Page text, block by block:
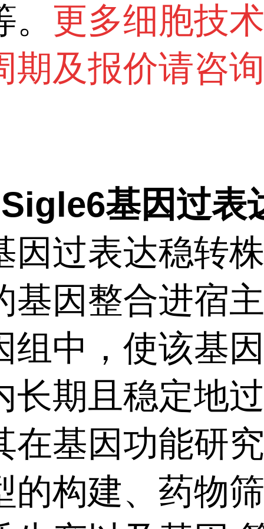
更多细胞技
期及报价请咨
基因过表
因过表达稳转
基因整合进宿
组中，使该基
长期且稳定地
在基因功能研
的构建、药物